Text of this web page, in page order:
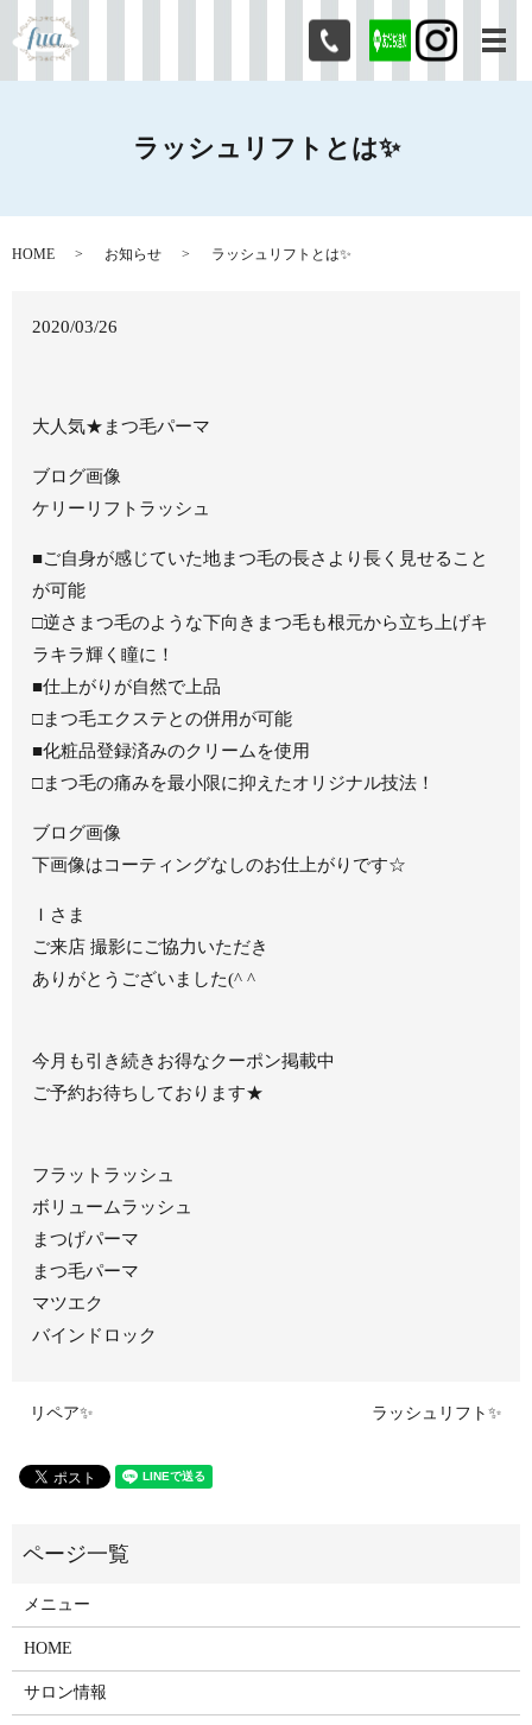
メ
ラッシュリフトとは✨
HOME お知らせ ラッシュリフトとは✨
2020/03/26
大人気★まつ毛パーマ
ブログ画像
ケリーリフトラッシュ
■ご自身が感じていた地まつ毛の長さより長く見せること
が可能
□逆さまつ毛のような下向きまつ毛も根元から立ち上げキ
ラキラ輝く瞳に！
■仕上がりが自然で上品
□まつ毛エクステとの併用が可能
■化粧品登録済みのクリームを使用
□まつ毛の痛みを最小限に抑えたオリジナル技法！
ブログ画像
下画像はコーティングなしのお仕上がりです☆
Ｉさま
ご来店 撮影にご協力いただき
ありがとうございました(^ ^
今月も引き続きお得なクーポン掲載中
ご予約お待ちしております★
フラットラッシュ
ボリュームラッシュ
まつげパーマ
まつ毛パーマ
マツエク
バインドロック
リペア✨ ラッシュリフト✨
メニュー
HOME
サロン情報